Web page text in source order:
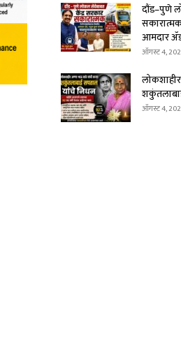
दौंड–पुणे
आमदार
ऑगस्ट 4,
ऑगस्ट 4,